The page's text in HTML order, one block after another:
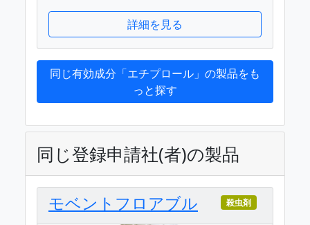
詳細を見る
同じ有効成分「エチプロール」の製品をも
っと探す
同じ登録申請社(者)の製品
モベントフロアブル 殺虫剤